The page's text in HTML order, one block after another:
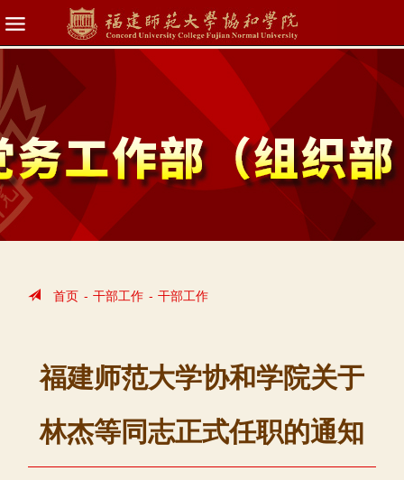
首页 - 干部工作 - 干部工作
福建师范大学协和学院关于
林杰等同志正式任职的通知